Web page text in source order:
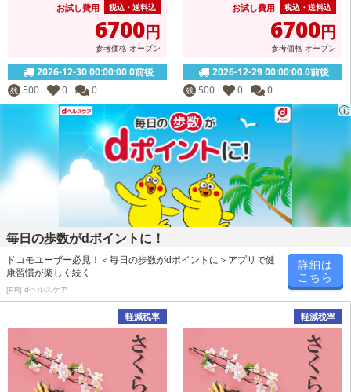
お試し費用 税込・送料込
6700円
参考価格 オープン
2026-12-30 00:00:00.0前後
残 500 0 0
お試し費用 税込・送料込
6700円
参考価格 オープン
2026-12-29 00:00:00.0前後
残 500 0 0
毎日の歩数がdポイントに！
ドコモユーザー必見！＜毎日の歩数がdポイントに＞アプリで健
康習慣が楽しく続く
[PR] dヘルスケア
詳細は
こちら
軽減税率 軽減税率